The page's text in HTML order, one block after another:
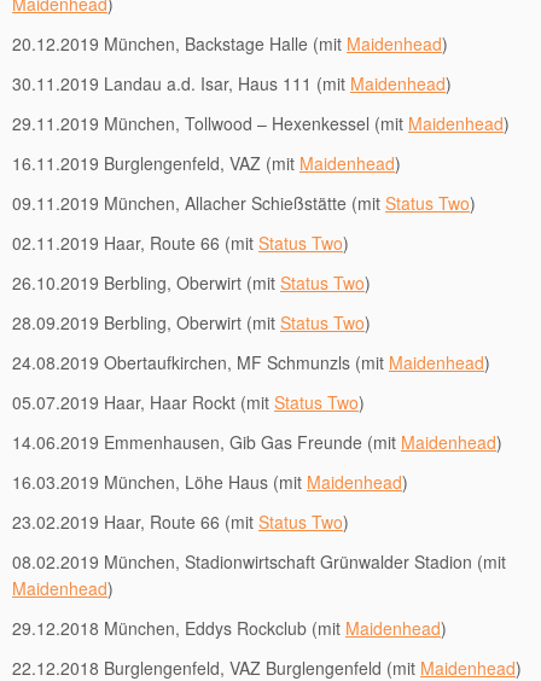
20.12.2019 München, Backstage Halle (mit Maidenhead)
30.11.2019 Landau a.d. Isar, Haus 111 (mit Maidenhead)
29.11.2019 München, Tollwood – Hexenkessel (mit Maidenhead)
16.11.2019 Burglengenfeld, VAZ (mit Maidenhead)
09.11.2019 München, Allacher Schießstätte (mit Status Two)
02.11.2019 Haar, Route 66 (mit Status Two)
26.10.2019 Berbling, Oberwirt (mit Status Two)
28.09.2019 Berbling, Oberwirt (mit Status Two)
24.08.2019 Obertaufkirchen, MF Schmunzls (mit Maidenhead)
05.07.2019 Haar, Haar Rockt (mit Status Two)
14.06.2019 Emmenhausen, Gib Gas Freunde (mit Maidenhead)
16.03.2019 München, Löhe Haus (mit Maidenhead)
23.02.2019 Haar, Route 66 (mit Status Two)
08.02.2019 München, Stadionwirtschaft Grünwalder Stadion (mit
Maidenhead)
29.12.2018 München, Eddys Rockclub (mit Maidenhead)
22.12.2018 Burglengenfeld, VAZ Burglengenfeld (mit Maidenhead)